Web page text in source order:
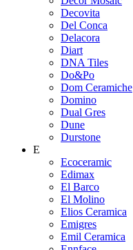
Decovita
Del Conca
Delacora
Diart
DNA Tiles
Do&Po
Dom Ceramiche
Domino
Dual Gres
Dune
Durstone
E
Ecoceramic
Edimax
El Barco
El Molino
Elios Ceramica
Emigres
Emil Ceramica